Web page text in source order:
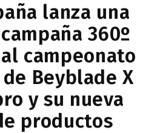
lanza una
360º
campeonato
Beyblade X
y su nueva
productos